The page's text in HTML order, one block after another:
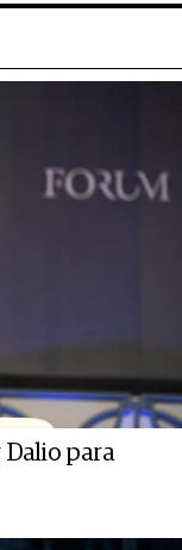
Dalio para